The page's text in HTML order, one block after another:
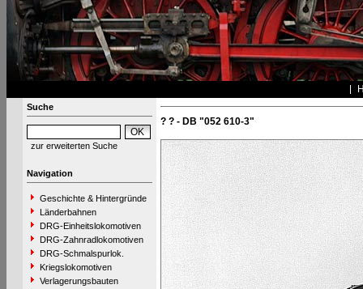
Suche
zur erweiterten Suche
Navigation
Geschichte & Hintergründe
Länderbahnen
DRG-Einheitslokomotiven
DRG-Zahnradlokomotiven
DRG-Schmalspurlok.
Kriegslokomotiven
Verlagerungsbauten
? ? - DB "052 610-3"